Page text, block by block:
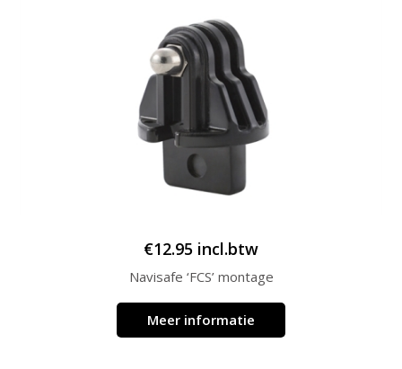
€12.95 incl.btw
Navisafe ‘FCS’ montage
Meer informatie